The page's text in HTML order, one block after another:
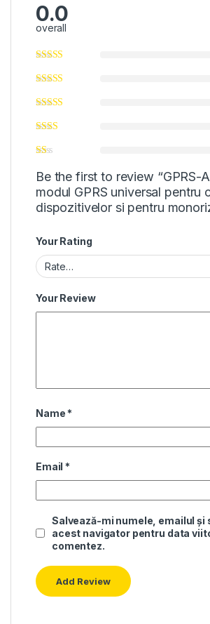
0.0
overall
Be the first to review “GPRS-
modul GPRS universal pentru
dispozitivelor si pentru
Your Rating
Your Review
Name *
Email *
Salvează-mi numele, emailul și
acest navigator pentru data
comentez.